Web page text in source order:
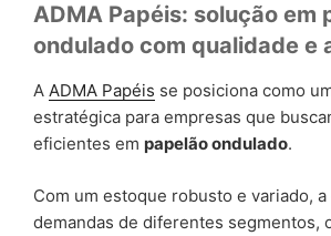
ADMA Papéis: solução em
ondulado com qualidade e
A ADMA Papéis se posiciona como
estratégica para empresas que
eficientes em papelão ondulado.
Com um estoque robusto e variado,
demandas de diferentes segmentos,